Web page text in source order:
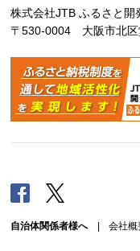
株式会社JTB ふるさと開
〒530-0004 大阪市北区
Facebook
自治体関係者様へ| 会社概